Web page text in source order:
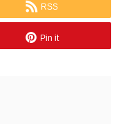
RSS
Pin it